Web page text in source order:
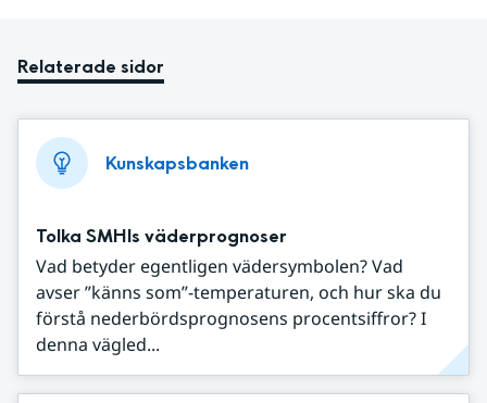
Relaterade sidor
Kunskapsbanken
Tolka SMHIs väderprognoser
Vad betyder egentligen vädersymbolen? Vad
avser ”känns som”-temperaturen, och hur ska du
förstå nederbördsprognosens procentsiffror? I
denna vägled...